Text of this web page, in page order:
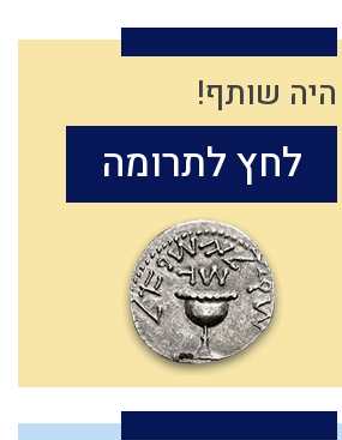
היה שותף!
לחץ לתרומה